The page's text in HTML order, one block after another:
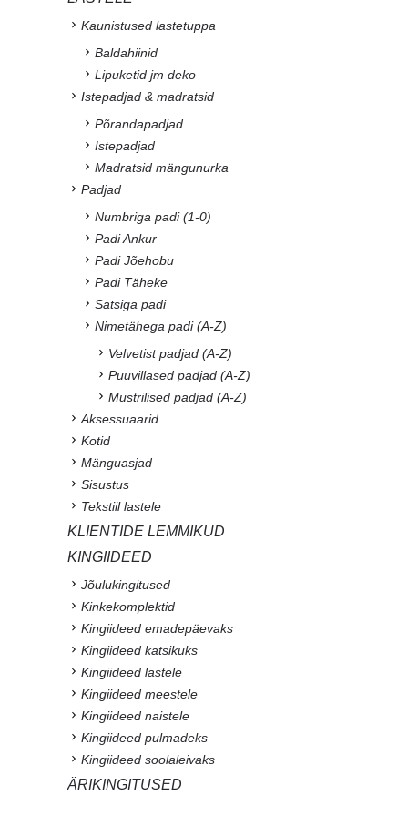
Kaunistused lastetuppa
Baldahiinid
Lipuketid jm deko
Istepadjad & madratsid
Põrandapadjad
Istepadjad
Madratsid mängunurka
Padjad
Numbriga padi (1-0)
Padi Ankur
Padi Jõehobu
Padi Täheke
Satsiga padi
Nimetähega padi (A-Z)
Velvetist padjad (A-Z)
Puuvillased padjad (A-Z)
Mustrilised padjad (A-Z)
Aksessuaarid
Kotid
Mänguasjad
Sisustus
Tekstiil lastele
KLIENTIDE LEMMIKUD
KINGIIDEED
Jõulukingitused
Kinkekomplektid
Kingiideed emadepäevaks
Kingiideed katsikuks
Kingiideed lastele
Kingiideed meestele
Kingiideed naistele
Kingiideed pulmadeks
Kingiideed soolaleivaks
ÄRIKINGITUSED